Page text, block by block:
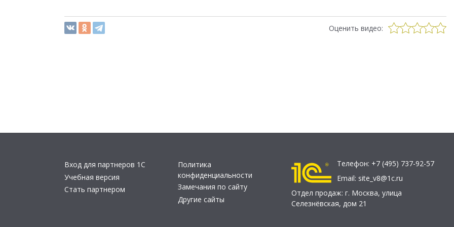
Оценить видео:
Вход для партнеров 1С
Учебная версия
Стать партнером
Политика
конфиденциальности
Замечания по сайту
Другие сайты
Телефон: +7 (495) 737-92-57
Email: site_v8@1c.ru
Отдел продаж: г. Москва, улица
Селезнёвская, дом 21